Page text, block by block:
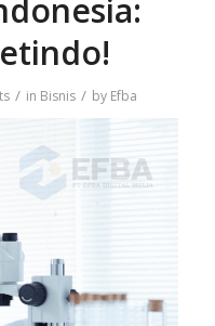
/ in Bisnis / by Efba